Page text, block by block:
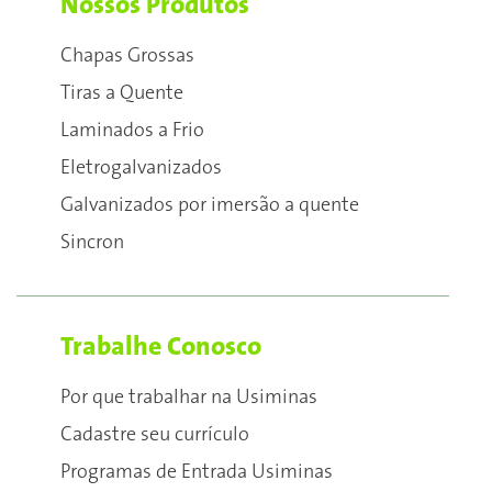
Chapas Grossas
Tiras a Quente
Laminados a Frio
Eletrogalvanizados
Galvanizados por imersão a quente
Sincron
Trabalhe Conosco
Por que trabalhar na Usiminas
Cadastre seu currículo
Programas de Entrada Usiminas